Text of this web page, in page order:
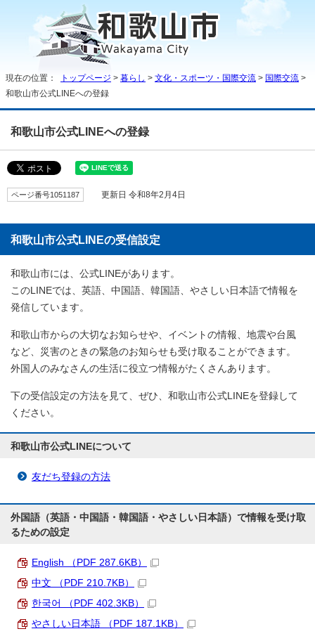
現在の位置： トップページ > 暮らし > 文化・スポーツ・国際交流 > 国際交流 >
和歌山市公式LINEへの登録
和歌山市公式LINEへの登録
ページ番号1051187 更新日 令和8年2月4日
和歌山市公式LINEの受信設定
和歌山市には、公式LINEがあります。
このLINEでは、英語、中国語、韓国語、やさしい日本語で情報を
発信しています。
和歌山市からの大切なお知らせや、イベントの情報、地震や台風
など、災害のときの緊急のお知らせも受け取ることができます。
外国人のみなさんの生活に役立つ情報がたくさんあります。
下の受信設定の方法を見て、ぜひ、和歌山市公式LINEを登録して
ください。
和歌山市公式LINEについて
友だち登録の方法
外国語（英語・中国語・韓国語・やさしい日本語）で情報を受け取
るための設定
English （PDF 287.6KB）
中文 （PDF 210.7KB）
한국어 （PDF 402.3KB）
やさしい日本語 （PDF 187.1KB）